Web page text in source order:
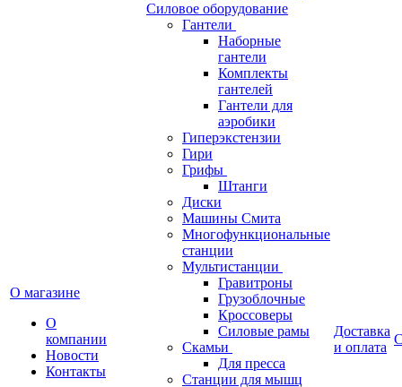
О магазине
О
компании
Новости
Контакты
Силовое оборудование
Гантели
Наборные
гантели
Комплекты
гантелей
Гантели для
аэробики
Гиперэкстензии
Гири
Грифы
Штанги
Диски
Машины Смита
Многофункциональные
станции
Мультистанции
Гравитроны
Грузоблочные
Кроссоверы
Силовые рамы
Скамьи
Для пресса
Станции для мышц
Доставка
и оплата